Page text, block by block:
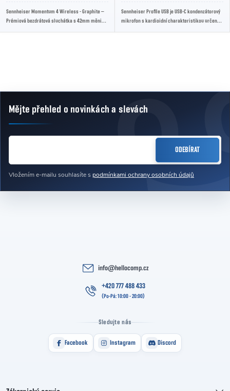
Sennheiser Momentum 4 Wireless - Graphite –
Prémiová bezdrátová sluchátka s 42mm měniči,
Sennheiser Profile USB je USB-C kondenzátorový
mikrofon s kardioidní charakteristikou určený
Zápatí
Mějte přehled o novinkácha slevách
Vložením e-mailu souhlasíte s podmínkami ochrany osobních údajů
ODEBÍRAT
info@hellocomp.cz
+420 777 488 433
Sledujte nás
Facebook Instagram Discord